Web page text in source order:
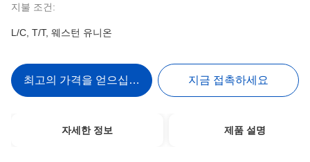
지불 조건:
L/C, T/T, 웨스턴 유니온
최고의 가격을 얻으십시오 지금 접촉하세요
자세한 정보 제품 설명